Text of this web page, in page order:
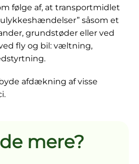
følge af, at transportmidlet
såsom et
grundstøder eller ved
fly og bil: væltning,
afdækning af visse
mere?